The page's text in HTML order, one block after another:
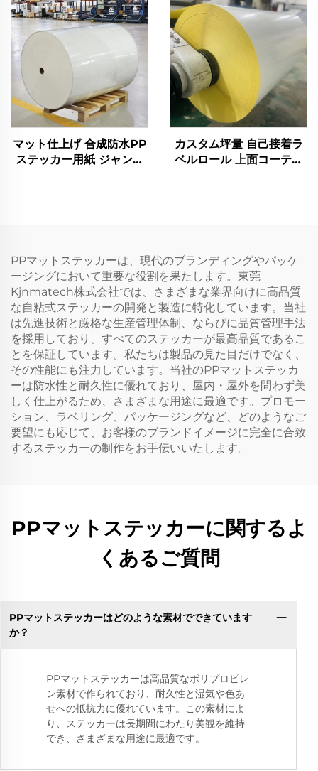
ング シール用紙
マット仕上げ 合成防水PP
ステッカー用紙 ジャンボ
カスタム坪量 自己接着ラ
ベルロール 上面コーティ
PPマットステッカーは、現代のブランディングやパッケ
ージングにおいて重要な役割を果たします。東莞
Kjnmatech株式会社では、さまざまな業界向けに高品質
な自粘式ステッカーの開発と製造に特化しています。当社
は先進技術と厳格な生産管理体制、ならびに品質管理手法
を採用しており、すべてのステッカーが最高品質であるこ
とを保証しています。私たちは製品の見た目だけでなく、
その性能にも注力しています。当社のPPマットステッカ
ーは防水性と耐久性に優れており、屋内・屋外を問わず美
しく仕上がるため、さまざまな用途に最適です。プロモー
ション、ラベリング、パッケージングなど、どのようなご
要望にも応じて、お客様のブランドイメージに完全に合致
するステッカーの制作をお手伝いいたします。
PPマットステッカーに関するよ
くあるご質問
PPマットステッカーはどのような素材でできています
か？
PPマットステッカーは高品質なポリプロピレ
ン素材で作られており、耐久性と湿気や色あ
せへの抵抗力に優れています。この素材によ
り、ステッカーは長期間にわたり美観を維持
でき、さまざまな用途に最適です。